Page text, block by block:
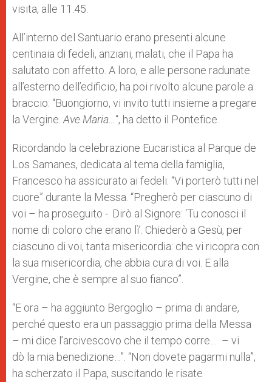
visita, alle 11.45.
All’interno del Santuario erano presenti alcune
centinaia di fedeli, anziani, malati, che il Papa ha
salutato con affetto. A loro, e alle persone radunate
all’esterno dell’edificio, ha poi rivolto alcune parole a
braccio: “Buongiorno, vi invito tutti insieme a pregare
la Vergine.Ave Maria…“, ha detto il Pontefice.
Ricordando la celebrazione Eucaristica al Parque de
Los Samanes, dedicata al tema della famiglia,
Francesco ha assicurato ai fedeli: “Vi porterò tutti nel
cuore” durante la Messa. “Pregherò per ciascuno di
voi – ha proseguito -. Dirò al Signore: ‘Tu conosci il
nome di coloro che erano lì’. Chiederò a Gesù, per
ciascuno di voi, tanta misericordia: che vi ricopra con
la sua misericordia, che abbia cura di voi. E alla
Vergine, che è sempre al suo fianco”.
“E ora – ha aggiunto Bergoglio – prima di andare,
perché questo era un passaggio prima della Messa
– mi dice l’arcivescovo che il tempo corre… – vi
dò la mia benedizione…”. “Non dovete pagarmi nulla”,
ha scherzato il Papa, suscitando le risate